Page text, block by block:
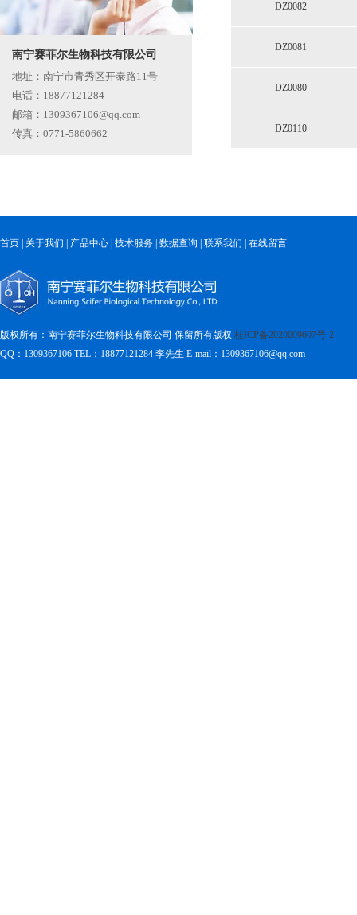
南宁赛菲尔生物科技有限公司
地址：南宁市青秀区开泰路11号
电话：18877121284
邮箱：1309367106@qq.com
传真：0771-5860662
DZ0082
DZ0081
DZ0080
DZ0110
首页 关于我们 产品中心 技术服务 数据查询 联系我们 在线留言
版权所有：南宁赛菲尔生物科技有限公司 保留所有版权 桂ICP备2020009607号-2
QQ：1309367106 TEL：18877121284 李先生 E-mail：1309367106@qq.com